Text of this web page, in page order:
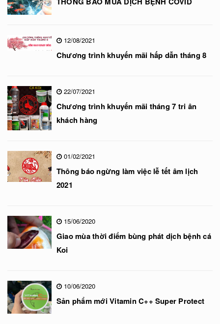
12/08/2021
Chương trình khuyến mãi hấp dẫn tháng 8
22/07/2021
Chương trình khuyến mãi tháng 7 tri ân
khách hàng
01/02/2021
Thông báo ngừng làm việc lễ tết âm lịch
2021
15/06/2020
Giao mùa thời điểm bùng phát dịch bệnh cá
Koi
10/06/2020
Sản phẩm mới Vitamin C++ Super Protect